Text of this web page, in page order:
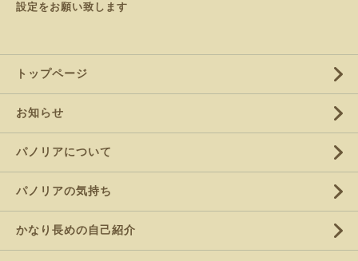
設定をお願い致します
トップページ
お知らせ
パノリアについて
パノリアの気持ち
かなり長めの自己紹介